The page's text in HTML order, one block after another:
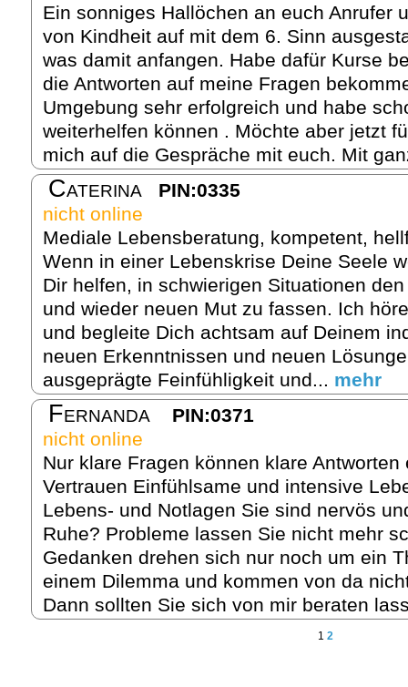
Ein sonniges Hallöchen an euch Anrufer
von Kindheit auf mit dem 6. Sinn
was damit anfangen. Habe dafür Kurse
die Antworten auf meine Fragen
Umgebung sehr erfolgreich und habe
weiterhelfen können . Möchte aber jetzt
mich auf die Gespräche mit euch. Mit
Caterina
PIN:0335
nicht online
Mediale Lebensberatung, kompetent,
Wenn in einer Lebenskrise Deine Seele
Dir helfen, in schwierigen Situationen
und wieder neuen Mut zu fassen. Ich
und begleite Dich achtsam auf Deinem
neuen Erkenntnissen und neuen
ausgeprägte Feinfühligkeit und... mehr
Fernanda
PIN:0371
nicht online
Nur klare Fragen können klare
Vertrauen Einfühlsame und intensive
Lebens- und Notlagen Sie sind nervös
Ruhe? Probleme lassen Sie nicht mehr
Gedanken drehen sich nur noch um ein
einem Dilemma und kommen von da
Dann sollten Sie sich von mir beraten
1 2